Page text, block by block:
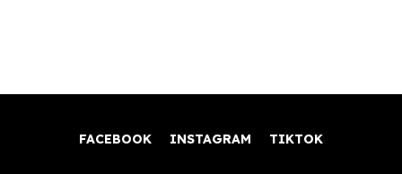
FACEBOOK INSTAGRAM TIKTOK